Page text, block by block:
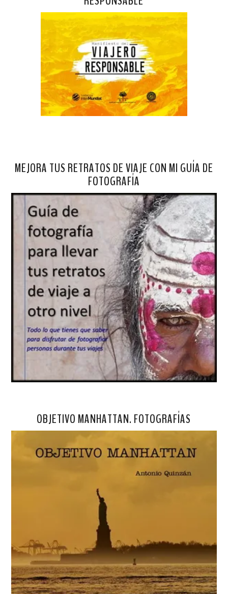
MEJORA TUS RETRATOS DE VIAJE CON MI GUÍA DE
FOTOGRAFÍA
OBJETIVO MANHATTAN. FOTOGRAFÍAS